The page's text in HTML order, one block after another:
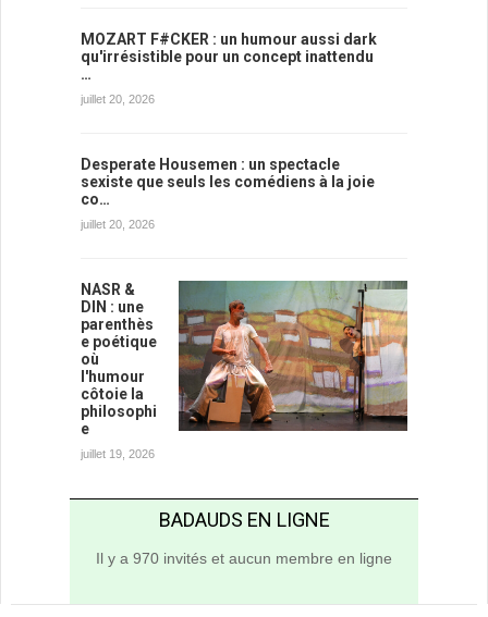
MOZART F#CKER : un humour aussi dark
qu'irrésistible pour un concept inattendu
…
juillet 20, 2026
Desperate Housemen : un spectacle
sexiste que seuls les comédiens à la joie
co…
juillet 20, 2026
NASR &
DIN : une
parenthès
e poétique
où
l'humour
côtoie la
philosophi
e
juillet 19, 2026
BADAUDS EN LIGNE
Il y a 970 invités et aucun membre en ligne